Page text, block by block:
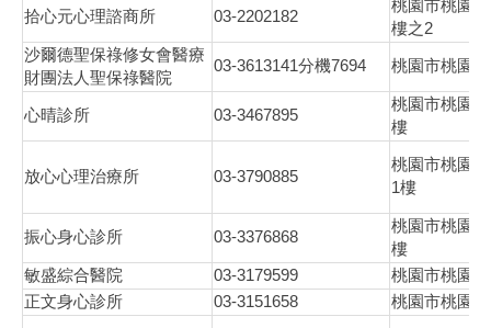
拾心元心理諮商所 03-2202182
桃園市桃園
樓之2
沙爾德聖保祿修女會醫療
財團法人聖保祿醫院
03-3613141分機7694 桃園市桃園
心晴診所 03-3467895
桃園市桃園
樓
放心心理治療所 03-3790885
桃園市桃園
1樓
振心身心診所 03-3376868
桃園市桃園
樓
敏盛綜合醫院
03-3179599
桃園市桃園
正文身心診所
03-3151658 桃園市桃園